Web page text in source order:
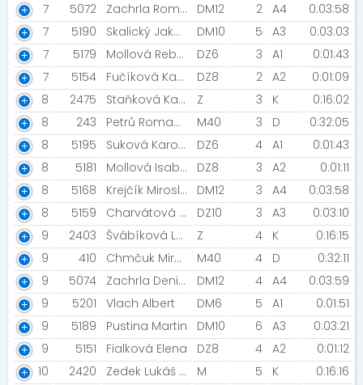
7
5072 Zachrla Roman [Nesovice] DM12 2 A4
0:03:58
7
5190 Skalický Jakub DM10 5 A3
0:03:03
7
5179 Mollová Rebeca DZ6 3 A1
0:01:43
7
5154 Fučíková Karolína DZ8 2 A2
0:01:09
8
2475 Staňková Kateřina [AC Moravská Slana Brno] Z 3 K
0:16:02
8
243 Petrů Roman [innogy] M40 3 D
0:32:05
8
5195 Suková Karolína DZ6 4 A1
0:01:43
8
5181 Mollová Isabela DZ8 3 A2
0:01:11
8
5168 Krejčík Miroslav DM12 3 A4
0:03:58
8
5159 Charvátová Ema DZ10 3 A3
0:03:10
9
2403 Švábíková Lenka [CEPro Team BJEŽ racing team] Z 4 K
0:16:15
9
410 Chmčuk Miroslav [Samorost ] M40 4 D
0:32:11
9
5074 Zachrla Denis [AHA Vyškov] DM12 4 A4
0:03:59
9
5201 Vlach Albert DM6 5 A1
0:01:51
9
5189 Pustina Martin DM10 6 A3
0:03:21
9
5151 Fialková Elena DZ8 4 A2
0:01:12
10
2420 Zedek Lukáš [CEPro Team] M 5 K
0:16:16